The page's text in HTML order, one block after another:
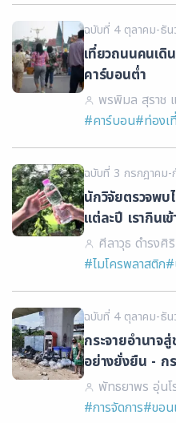
ฉบับที่ 4 ตุลาคม-ธัน
เที่ยวถนนคนเดิ
คาร์บอนต่ำ
พรพิมล สุราช
#คาร์บอน#ท่องเ
ฉบับที่ 3 กรกฎาคม-
นักวิจัยตรวจพบ
แต่ละปี เรากินเข้
ศีลาวุธ ดำรงศิ
#ไมโครพลาสติก
ฉบับที่ 4 ตุลาคม-ธัน
กระจายอำนาจ
อย่างยั่งยืน - ก
และเทศบาลตำ
พัทธยาพร อุ่นโ
#การจัดการ#ขอ